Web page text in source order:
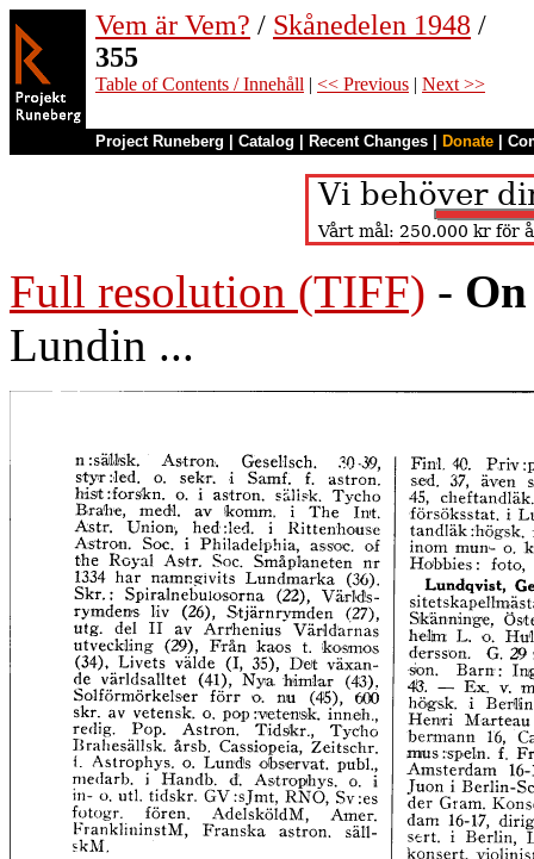
Vem är Vem? / Skånedelen 1948 /
355
Table of Contents / Innehåll | << Previous | Next >>
Project Runeberg Catalog Recent Changes Donate
Full resolution (TIFF) -
Lundin ...